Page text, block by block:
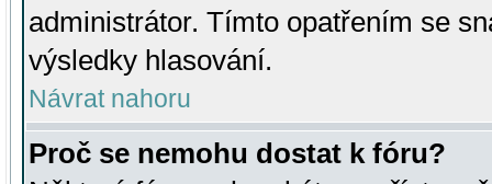
administrátor. Tímto opatřením se
výsledky hlasování.
Návrat nahoru
Proč se nemohu dostat k fóru?